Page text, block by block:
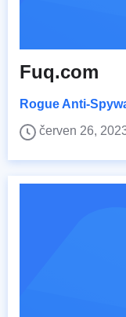
Fuq.com
Rogue Anti-
červen 26,